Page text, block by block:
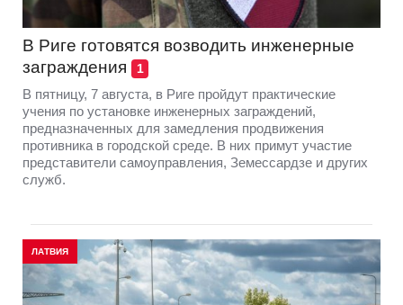
В Риге готовятся возводить инженерные
заграждения
1
В пятницу, 7 августа, в Риге пройдут практические
учения по установке инженерных заграждений,
предназначенных для замедления продвижения
противника в городской среде. В них примут участие
представители самоуправления, Земессардзе и других
служб.
ЛАТВИЯ